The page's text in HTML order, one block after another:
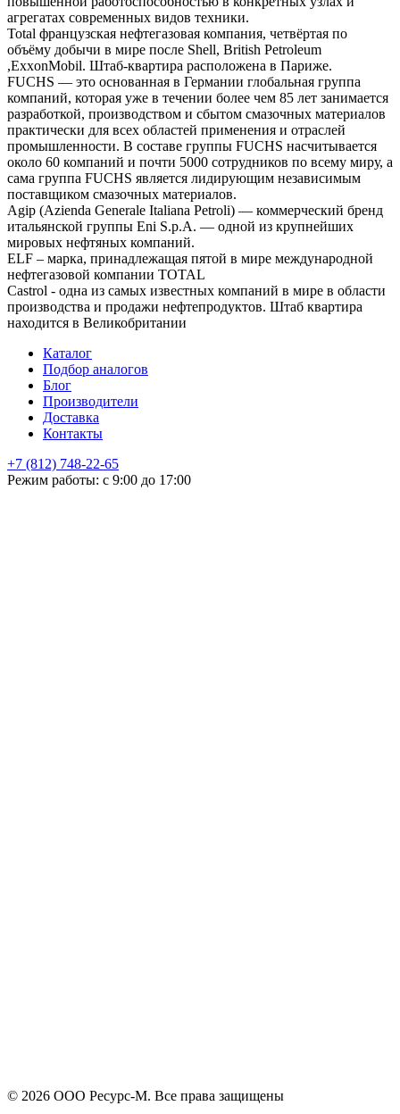
агрегатах современных видов техники.
Total французская нефтегазовая компания, четвёртая по
объёму добычи в мире после Shell, British Petroleum
,ExxonMobil. Штаб-квартира расположена в Париже.
FUCHS — это основанная в Германии глобальная группа
компаний, которая уже в течении более чем 85 лет занимается
разработкой, производством и сбытом смазочных материалов
практически для всех областей применения и отраслей
промышленности. В составе группы FUCHS насчитывается
около 60 компаний и почти 5000 сотрудников по всему миру, а
сама группа FUCHS является лидирующим независимым
поставщиком смазочных материалов.
Agip (Azienda Generale Italiana Petroli) — коммерческий бренд
итальянской группы Eni S.p.A. — одной из крупнейших
мировых нефтяных компаний.
ELF – марка, принадлежащая пятой в мире международной
нефтегазовой компании TOTAL
Castrol - одна из самых известных компаний в мире в области
производства и продажи нефтепродуктов. Штаб квартира
находится в Великобритании
Каталог
Подбор аналогов
Блог
Производители
Доставка
Контакты
+7 (812) 748-22-65
Режим работы: с 9:00 до 17:00
НЕ НАШЛИ ЧТО ИСКАЛИ
© 2026 ООО Ресурс-М. Все права защищены